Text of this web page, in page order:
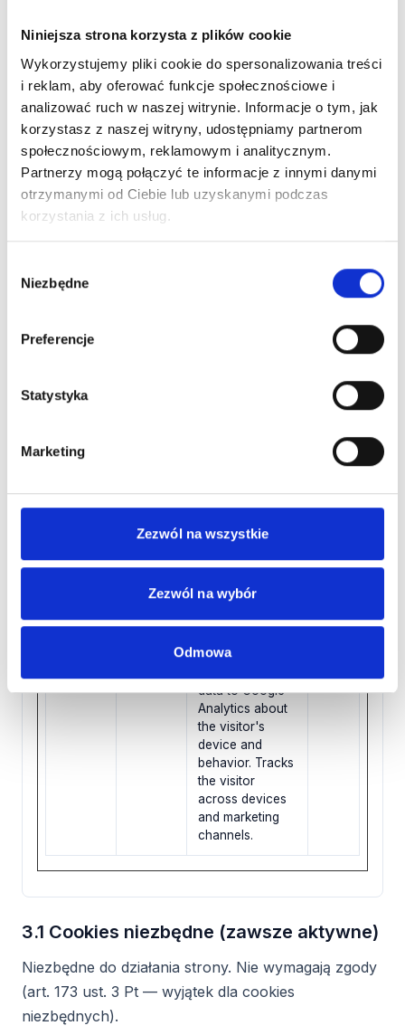
Niniejsza strona korzysta z plików cookie
Wykorzystujemy pliki cookie do spersonalizowania treści
i reklam, aby oferować funkcje społecznościowe i
analizować ruch w naszej witrynie. Informacje o tym, jak
korzystasz z naszej witryny, udostępniamy partnerom
społecznościowym, reklamowym i analitycznym.
Partnerzy mogą połączyć te informacje z innymi danymi
otrzymanymi od Ciebie lub uzyskanymi podczas
korzystania z ich usług.
zgody
Niezbędne
Preferencje
Statystyka
Marketing
Zezwól na wszystkie
Zezwól na wybór
Odmowa
Microso
Collects data on
the user’s
navigation and
behavior on the
website. This is
used to compile
statistical reports
and heatmaps
owner.
1 rok
_clsk
dzie
Analytics about
device and
behavior. Tracks
across devices
channels.
2 lat
data to Google
Analytics about
the visitor's
device and
behavior. Tracks
the visitor
across devices
and marketing
channels.
3.1 Cookies niezbędne (zawsze aktywne)
Niezbędne do działania strony. Nie wymagają zgody
(art. 173 ust. 3 Pt — wyjątek dla cookies
niezbędnych).